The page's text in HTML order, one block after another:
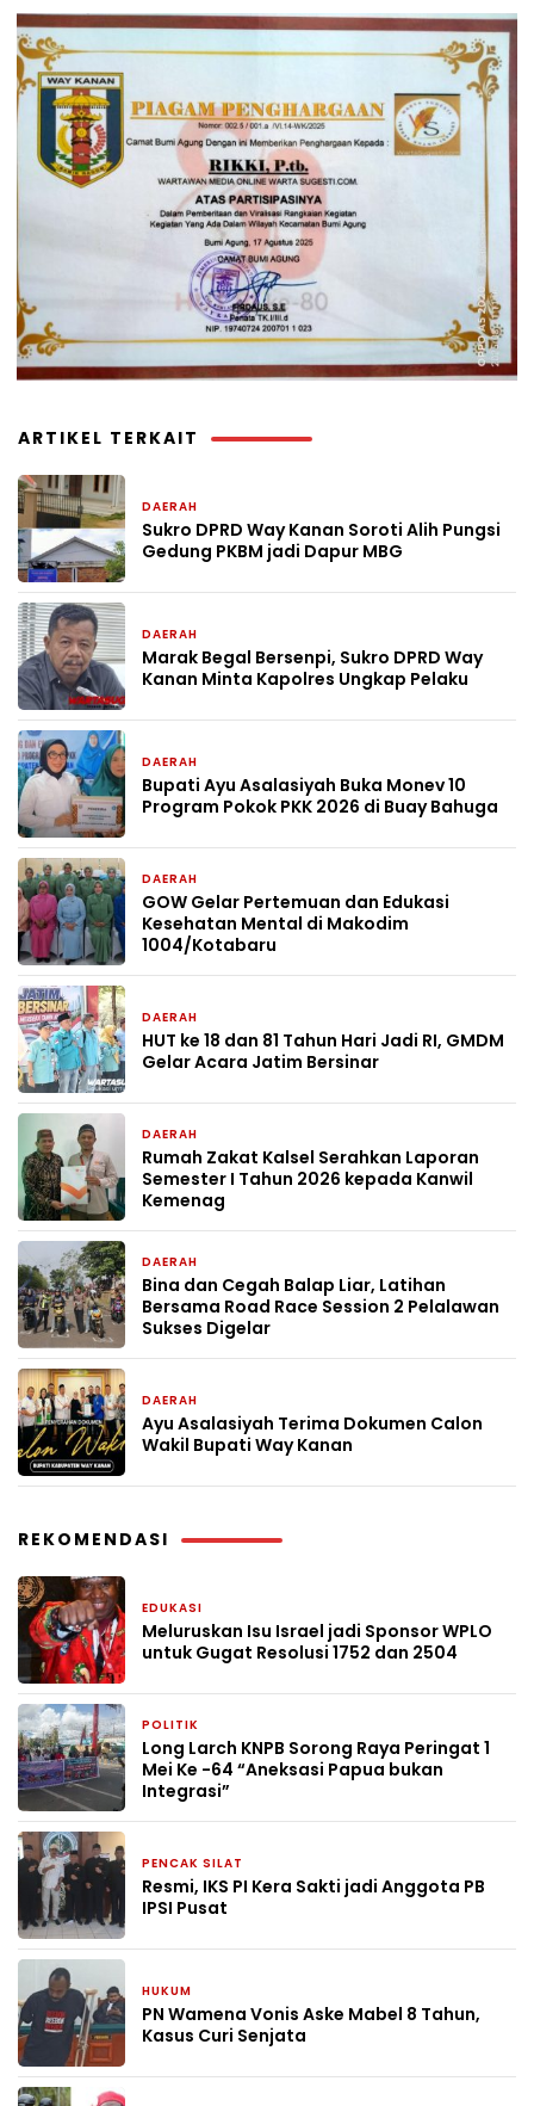
ARTIKEL TERKAIT
DAERAH
Sukro DPRD Way Kanan Soroti Alih Pungsi
Gedung PKBM jadi Dapur MBG
DAERAH
Marak Begal Bersenpi, Sukro DPRD Way
Kanan Minta Kapolres Ungkap Pelaku
DAERAH
Bupati Ayu Asalasiyah Buka Monev 10
Program Pokok PKK 2026 di Buay Bahuga
DAERAH
GOW Gelar Pertemuan dan Edukasi
Kesehatan Mental di Makodim
1004/Kotabaru
DAERAH
HUT ke 18 dan 81 Tahun Hari Jadi RI, GMDM
Gelar Acara Jatim Bersinar
DAERAH
Rumah Zakat Kalsel Serahkan Laporan
Semester I Tahun 2026 kepada Kanwil
Kemenag
DAERAH
Bina dan Cegah Balap Liar, Latihan
Bersama Road Race Session 2 Pelalawan
Sukses Digelar
DAERAH
Ayu Asalasiyah Terima Dokumen Calon
Wakil Bupati Way Kanan
REKOMENDASI
EDUKASI
Meluruskan Isu Israel jadi Sponsor WPLO
untuk Gugat Resolusi 1752 dan 2504
POLITIK
Long Larch KNPB Sorong Raya Peringat 1
Mei Ke -64 “Aneksasi Papua bukan
Integrasi”
PENCAK SILAT
Resmi, IKS PI Kera Sakti jadi Anggota PB
IPSI Pusat
HUKUM
PN Wamena Vonis Aske Mabel 8 Tahun,
Kasus Curi Senjata